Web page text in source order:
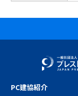
PC建協紹介